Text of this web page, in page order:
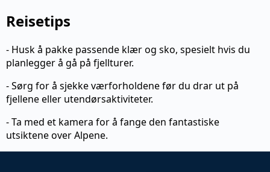
Reisetips
- Husk å pakke passende klær og sko, spesielt hvis du
planlegger å gå på fjellturer.
- Sørg for å sjekke værforholdene før du drar ut på
fjellene eller utendørsaktiviteter.
- Ta med et kamera for å fange den fantastiske
utsiktene over Alpene.